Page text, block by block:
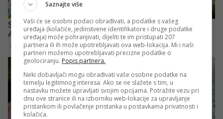
Saznajte više
Vaši će se osobni podaci obrađivati, a podatke s vašeg
uređaja (kolačiće, jedinstvene identifikatore i druge podatke
uređaja) može pohranjivati, dijeliti te im pristupati 207
partnera ili ih može upotrebljavati ova web-lokacija. Mi i naši
partneri možemo upotrebljavati precizne podatke o
geolociranju. Popis partnera.
Neki dobavljači mogu obrađivati vaše osobne podatke na
temelju legitimnog interesa. Ako se ne slažete s tim, u
nastavku možete upravljati svojim opcijama. Potražite vezu pri
dnu ove stranice ili na izborniku web-lokacije za upravljanje
pristankom ili povlačenje pristanka u postavkama privatnosti i
kolačića.